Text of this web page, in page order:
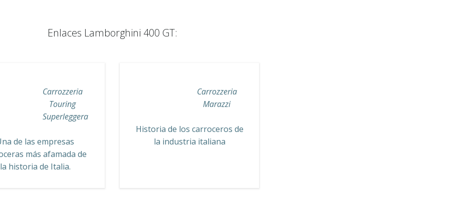
Enlaces Lamborghini 400 GT:
Carrozzeria
Touring
Superleggera
de las empresas
más afamada de
la historia de Italia.
Carrozzeria
Marazzi
Historia de los carroceros de
la industria italiana